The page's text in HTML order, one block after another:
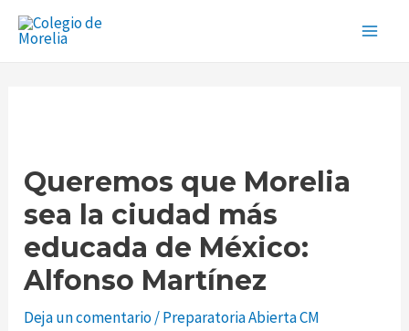
Main
Queremos que Morelia
sea la ciudad más
educada de México:
Alfonso Martínez
Deja un comentario/Preparatoria Abierta CM
Navegación
de